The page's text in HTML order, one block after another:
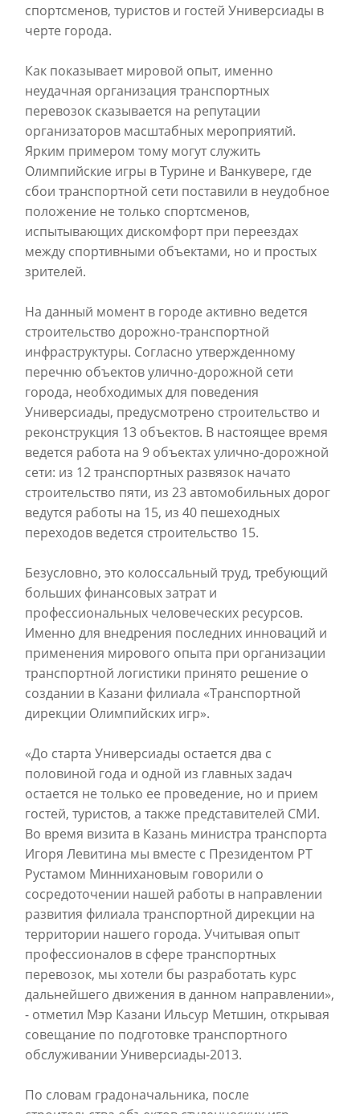
спортсменов, туристов и гостей Универсиады в
черте города.
Как показывает мировой опыт, именно
неудачная организация транспортных
перевозок сказывается на репутации
организаторов масштабных мероприятий.
Ярким примером тому могут служить
Олимпийские игры в Турине и Ванкувере, где
сбои транспортной сети поставили в неудобное
положение не только спортсменов,
испытывающих дискомфорт при переездах
между спортивными объектами, но и простых
зрителей.
На данный момент в городе активно ведется
строительство дорожно-транспортной
инфраструктуры. Согласно утвержденному
перечню объектов улично-дорожной сети
города, необходимых для поведения
Универсиады, предусмотрено строительство и
реконструкция 13 объектов. В настоящее время
ведется работа на 9 объектах улично-дорожной
сети: из 12 транспортных развязок начато
строительство пяти, из 23 автомобильных дорог
ведутся работы на 15, из 40 пешеходных
переходов ведется строительство 15.
Безусловно, это колоссальный труд, требующий
больших финансовых затрат и
профессиональных человеческих ресурсов.
Именно для внедрения последних инноваций и
применения мирового опыта при организации
транспортной логистики принято решение о
создании в Казани филиала «Транспортной
дирекции Олимпийских игр».
«До старта Универсиады остается два с
половиной года и одной из главных задач
остается не только ее проведение, но и прием
гостей, туристов, а также представителей СМИ.
Во время визита в Казань министра транспорта
Игоря Левитина мы вместе с Президентом РТ
Рустамом Миннихановым говорили о
сосредоточении нашей работы в направлении
развития филиала транспортной дирекции на
территории нашего города. Учитывая опыт
профессионалов в сфере транспортных
перевозок, мы хотели бы разработать курс
дальнейшего движения в данном направлении»,
- отметил Мэр Казани Ильсур Метшин, открывая
совещание по подготовке транспортного
обслуживании Универсиады-2013.
По словам градоначальника, после